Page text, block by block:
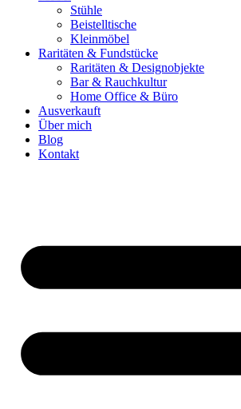
Stühle
Beistelltische
Kleinmöbel
Raritäten & Fundstücke
Raritäten & Designobjekte
Bar & Rauchkultur
Home Office & Büro
Ausverkauft
Über mich
Blog
Kontakt